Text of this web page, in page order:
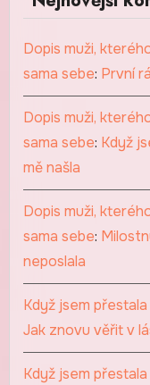
Dopis muži,
sama sebe: První
Dopis muži,
sama sebe: Když
mě našla
Dopis muži,
sama sebe:
neposlala
Když jsem
Jak znovu věřit v
Když jsem